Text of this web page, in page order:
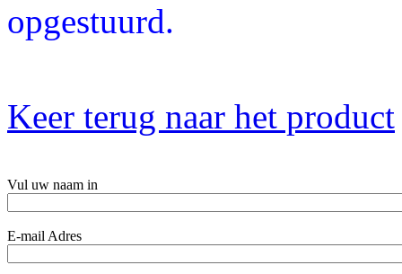
opgestuurd.
Keer terug naar het product
Vul uw naam in
E-mail Adres